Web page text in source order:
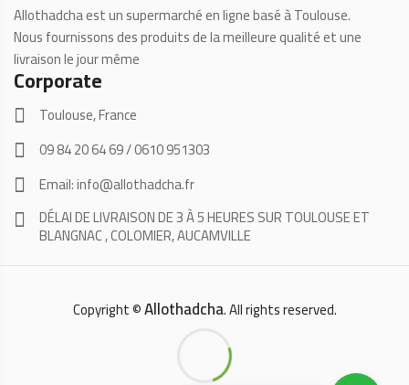
Allothadcha est un supermarché en ligne basé à Toulouse.
Nous fournissons des produits de la meilleure qualité et une
livraison le jour même
Corporate
Toulouse, France
09 84 20 64 69 / 0610 951303
Email: info@allothadcha.fr
DÉLAI DE LIVRAISON DE 3 À 5 HEURES SUR TOULOUSE ET
BLANGNAC , COLOMIER, AUCAMVILLE
Copyright ©Allothadcha. All rights reserved.